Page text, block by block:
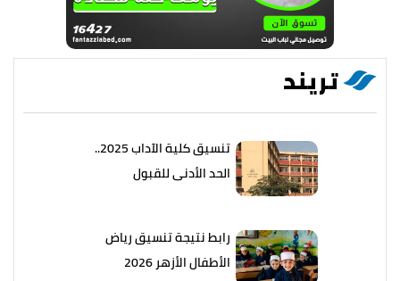
تريند
تنسيق كلية الآداب 2025..
الحد الأدنى للقبول
رابط نتيجة تنسيق رياض
الأطفال الأزهر 2026